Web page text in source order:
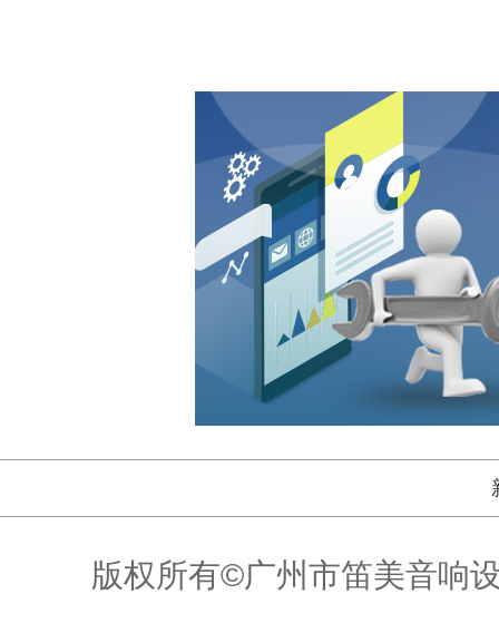
版权所有©广州市笛美音响